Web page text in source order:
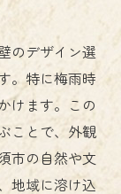
のデザイン選
。特に梅雨時
けます。この
ことで、外観
市の自然や文
地域に溶け込